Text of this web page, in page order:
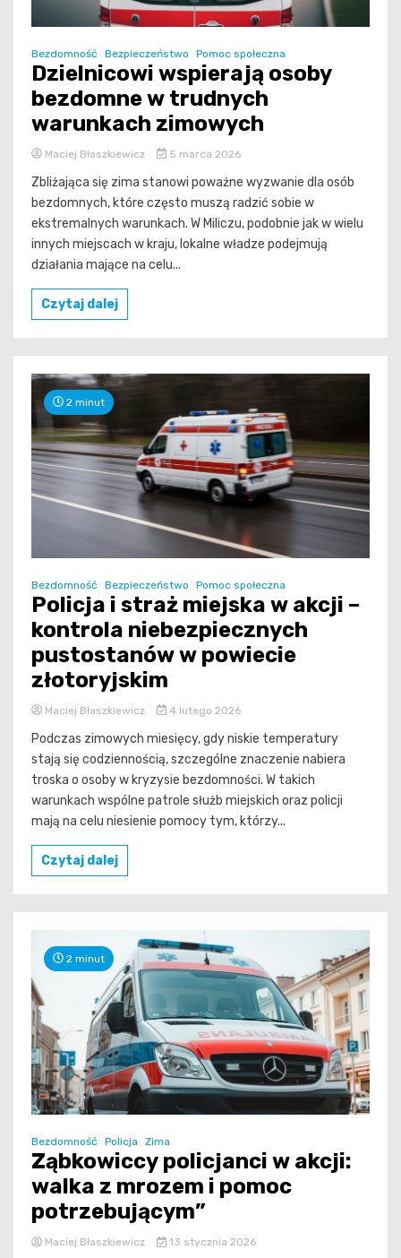
Bezdomność Bezpieczeństwo Pomoc społeczna
Dzielnicowi wspierają osoby
bezdomne w trudnych
warunkach zimowych
Maciej Błaszkiewicz 5 marca 2026
Zbliżająca się zima stanowi poważne wyzwanie dla osób
bezdomnych, które często muszą radzić sobie w
ekstremalnych warunkach. W Miliczu, podobnie jak w wielu
innych miejscach w kraju, lokalne władze podejmują
działania mające na celu...
Czytaj dalej
2 minut
Bezdomność Bezpieczeństwo Pomoc społeczna
Policja i straż miejska w akcji –
kontrola niebezpiecznych
pustostanów w powiecie
złotoryjskim
Maciej Błaszkiewicz 4 lutego 2026
Podczas zimowych miesięcy, gdy niskie temperatury
stają się codziennością, szczególne znaczenie nabiera
troska o osoby w kryzysie bezdomności. W takich
warunkach wspólne patrole służb miejskich oraz policji
mają na celu niesienie pomocy tym, którzy...
Czytaj dalej
2 minut
Bezdomność Policja Zima
Ząbkowiccy policjanci w akcji:
walka z mrozem i pomoc
potrzebującym”
Maciej Błaszkiewicz 13 stycznia 2026